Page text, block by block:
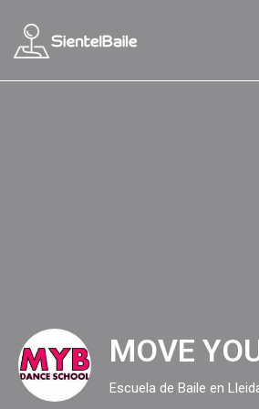
MOVE
Escuela de Baile en